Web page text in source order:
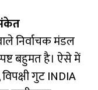
निर्वाचक मंडल
बहुमत है। ऐसे में
गुट INDIA